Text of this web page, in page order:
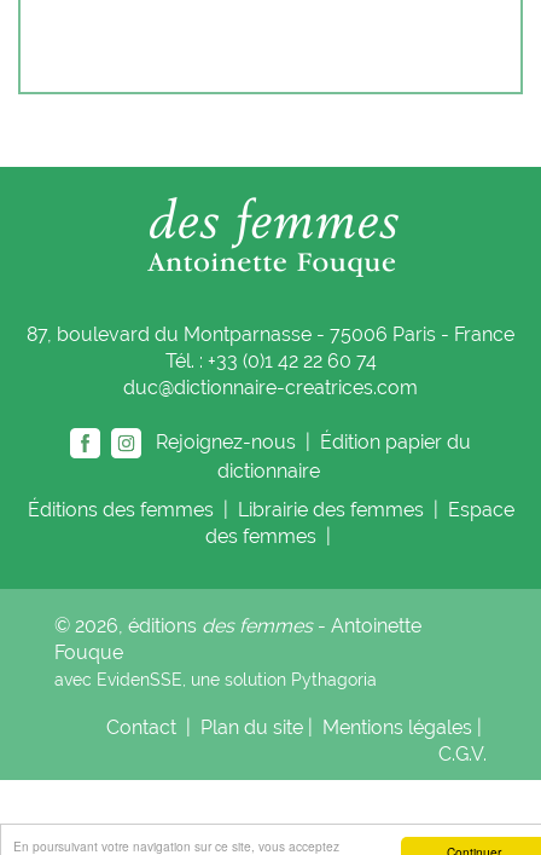
En poursuivant votre navigation sur ce site, vous acceptez
87, boulevard du Montparnasse - 75006 Paris - France
Tél. : +33 (0)1 42 22 60 74
duc@dictionnaire-creatrices.com
Rejoignez-nous |
Édition papier du
dictionnaire
Éditions des femmes Librairie des femmes
Espace
des femmes
© 2026, éditions des femmes- Antoinette
Fouque
avec EvidenSSE, une solution Pythagoria
Contact Plan du site Mentions légales
C.G.V.